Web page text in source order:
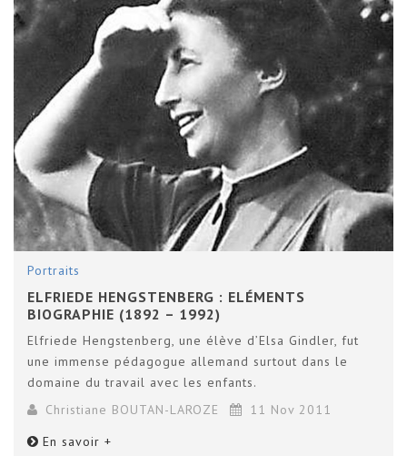
Portraits
ELFRIEDE HENGSTENBERG : ELÉMENTS
BIOGRAPHIE (1892 – 1992)
Elfriede Hengstenberg, une élève d’Elsa Gindler, fut
une immense pédagogue allemand surtout dans le
domaine du travail avec les enfants.
Christiane BOUTAN-LAROZE
11 Nov 2011
En savoir +